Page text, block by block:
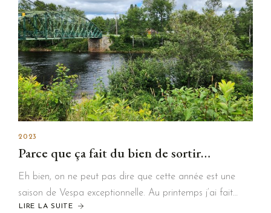
2023
Parce que ça fait du bien de sortir…
Eh bien, on ne peut pas dire que cette année est une
saison de Vespa exceptionnelle. Au printemps j’ai fait…
LIRE LA SUITE